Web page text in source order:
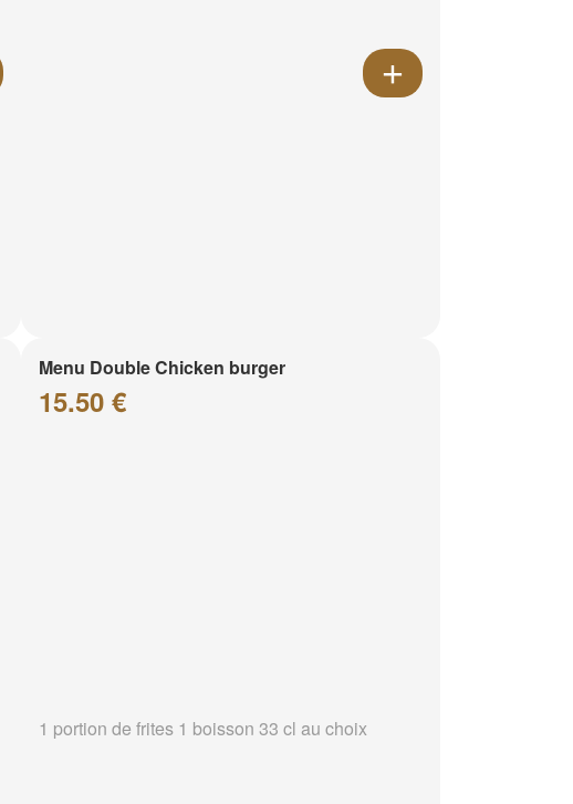
Menu Double Chicken burger
15.50 €
1 portion de frites 1 boisson 33 cl au choix